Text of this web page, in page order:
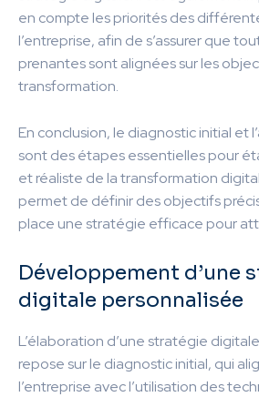
en compte les priorités des
l’entreprise, afin de s’assurer que
prenantes sont alignées sur les
transformation.
En conclusion, le diagnostic initial et
sont des étapes essentielles pour
et réaliste de la transformation
permet de définir des objectifs
place une stratégie efficace pour
Développement d’une
digitale personnalisée
L’élaboration d’une stratégie
repose sur le diagnostic initial, qui
l’entreprise avec l’utilisation des